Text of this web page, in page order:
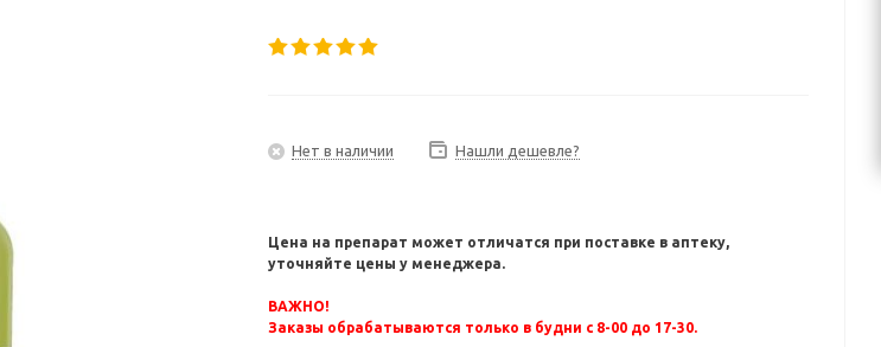
Нет в наличии Нашли дешевле?
Цена на препарат может отличатся при поставке в аптеку,
уточняйте цены у менеджера.
ВАЖНО!
Заказы обрабатываются только в будни с 8-00 до 17-30.